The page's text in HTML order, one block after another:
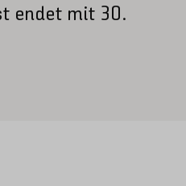
endet mit 30.